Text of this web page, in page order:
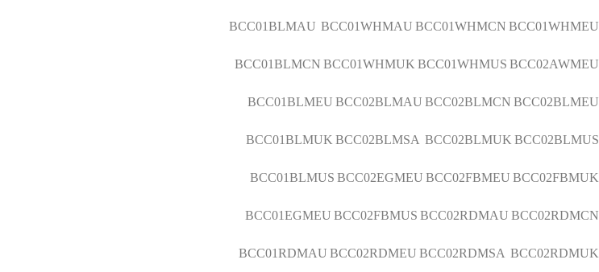
BCC01BLMAU BCC01WHMAU BCC01WHMCN BCC01WHMEU
BCC01BLMCN BCC01WHMUK BCC01WHMUS BCC02AWMEU
BCC01BLMEU BCC02BLMAU BCC02BLMCN BCC02BLMEU
BCC01BLMUK BCC02BLMSA BCC02BLMUK BCC02BLMUS
BCC01BLMUS BCC02EGMEU BCC02FBMEU BCC02FBMUK
BCC01EGMEU BCC02FBMUS BCC02RDMAU BCC02RDMCN
BCC01RDMAU BCC02RDMEU BCC02RDMSA BCC02RDMUK